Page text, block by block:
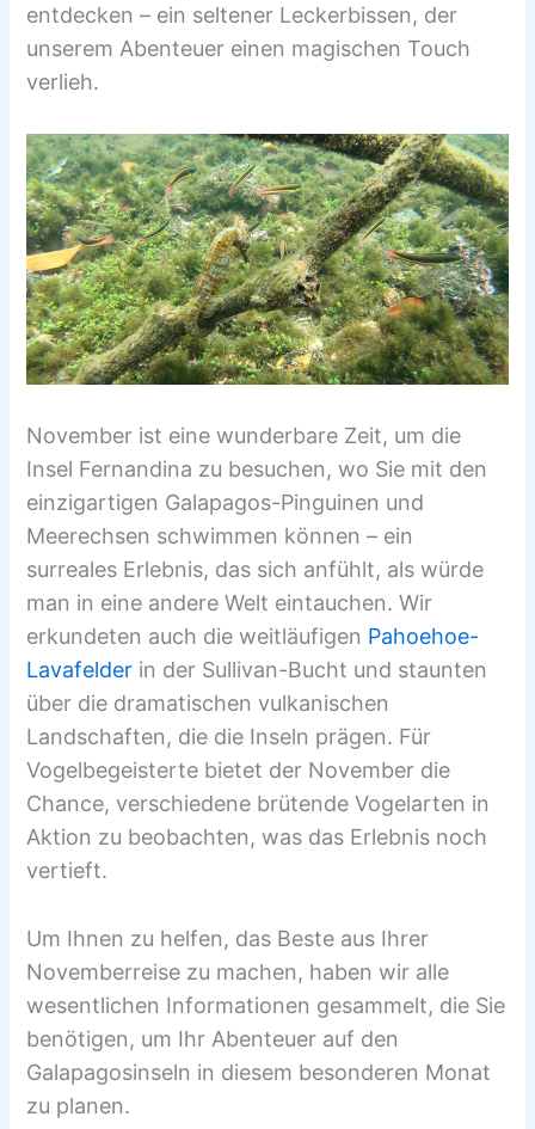
entdecken – ein seltener Leckerbissen, der
unserem Abenteuer einen magischen Touch
verlieh.
November ist eine wunderbare Zeit, um die
Insel Fernandina zu besuchen, wo Sie mit den
einzigartigen Galapagos-Pinguinen und
Meerechsen schwimmen können – ein
surreales Erlebnis, das sich anfühlt, als würde
man in eine andere Welt eintauchen. Wir
erkundeten auch die weitläufigen Pahoehoe-
Lavafelder in der Sullivan-Bucht und staunten
über die dramatischen vulkanischen
Landschaften, die die Inseln prägen. Für
Vogelbegeisterte bietet der November die
Chance, verschiedene brütende Vogelarten in
Aktion zu beobachten, was das Erlebnis noch
vertieft.
Um Ihnen zu helfen, das Beste aus Ihrer
Novemberreise zu machen, haben wir alle
wesentlichen Informationen gesammelt, die Sie
benötigen, um Ihr Abenteuer auf den
Galapagosinseln in diesem besonderen Monat
zu planen.